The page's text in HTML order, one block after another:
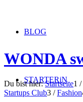
BLOG
STARTERiN
WONDA
Du bist hier: Startseite1 /
Startups Club3 / Fashion